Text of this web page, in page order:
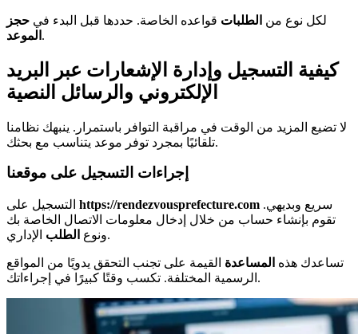
لكل نوع من الطلبات قواعده الخاصة. حددها قبل البدء في حجز
الموعد .
كيفية التسجيل وإدارة الإشعارات عبر البريد
الإلكتروني والرسائل النصية
لا تضيع المزيد من الوقت في مراقبة التوافر باستمرار. ينبهك نظامنا
تلقائيًا بمجرد توفر موعد يتناسب مع بحثك.
إجراءات التسجيل على موقعنا
https://rendezvousprefecture.com
تقوم بإنشاء حساب من خلال إدخال معلومات الاتصال الخاصة بك
ونوع الطلب الإداري.
تساعدك هذه المساعدة القيمة على تجنب التحقق يدويًا من المواقع
الرسمية المختلفة. تكسب وقتًا كبيرًا في إجراءاتك.